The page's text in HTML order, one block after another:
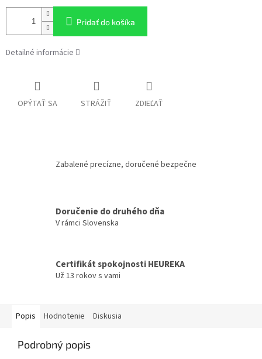
Pridať do košíka
Detailné informácie
OPÝTAŤ SA STRÁŽIŤ ZDIEĽAŤ
Zabalené precízne, doručené bezpečne
Doručenie do druhého dňa
V rámci Slovenska
Certifikát spokojnosti HEUREKA
Už 13 rokov s vami
Popis Hodnotenie Diskusia
Podrobný popis